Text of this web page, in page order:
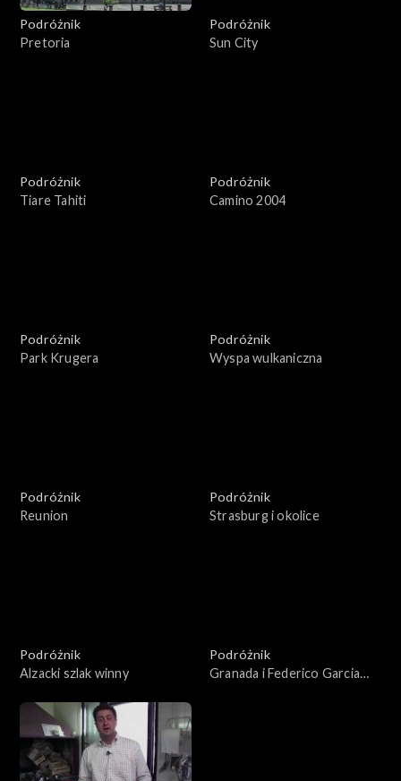
Podróżnik
Pretoria
Podróżnik
Sun City
Podróżnik
Tiare Tahiti
Podróżnik
Camino 2004
Podróżnik
Park Krugera
Podróżnik
Wyspa wulkaniczna
Podróżnik
Reunion
Podróżnik
Strasburg i okolice
Podróżnik
Alzacki szlak winny
Podróżnik
Granada i Federico Garcia